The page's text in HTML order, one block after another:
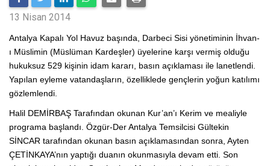
13 Nisan 2014
Antalya Kapalı Yol Havuz başında, Darbeci Sisi yönetiminin İhvan-
ı Müslimin (Müslüman Kardeşler) üyelerine karşı vermiş olduğu
hukuksuz 529 kişinin idam kararı, basın açıklaması ile lanetlendi.
Yapılan eyleme vatandaşların, özelliklede gençlerin yoğun katılımı
gözlemlendi.
Halil DEMİRBAŞ Tarafından okunan Kur’an’ı Kerim ve mealiyle
programa başlandı. Özgür-Der Antalya Temsilcisi Gültekin
SİNCAR tarafından okunan basın açıklamasından sonra, Ayten
ÇETİNKAYA’nın yaptığı duanın okunmasıyla devam etti. Son